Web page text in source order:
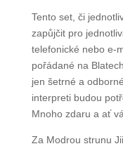
Tento set, či
bezplatnězapůjčit
natáčení po
Přednost mají
strunou“.
zacházení. Námi
potřebovat garanci